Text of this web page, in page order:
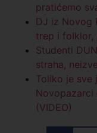
pratićemo
DJ iz Novog
trep i folklor,
Studenti
straha,
Toliko je sve
Novopazarci
(VIDEO)